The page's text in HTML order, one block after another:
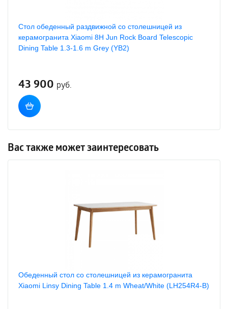
Стол обеденный раздвижной со столешницей из
керамогранита Xiaomi 8H Jun Rock Board Telescopic
Dining Table 1.3-1.6 m Grey (YB2)
43 900 руб.
Вас также может заинтересовать
Обеденный стол со столешницей из керамогранита
Xiaomi Linsy Dining Table 1.4 m Wheat/White (LH254R4-B)